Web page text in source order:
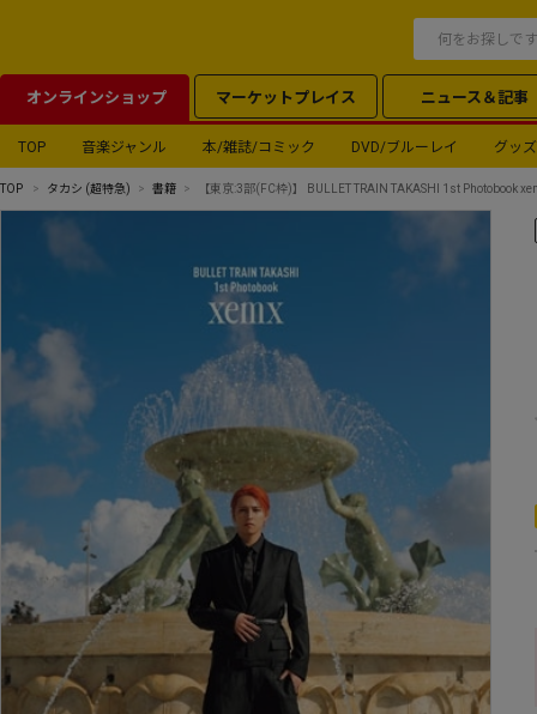
オンラインショップ マーケットプレイス ニュース＆記事
TOP 音楽ジャンル 本/雑誌/コミック DVD/ブルーレイ グッズ
TOP タカシ (超特急) 書籍 【東京:3部(FC枠)】 BULLET TRAIN TAKASHI 1st Photobook